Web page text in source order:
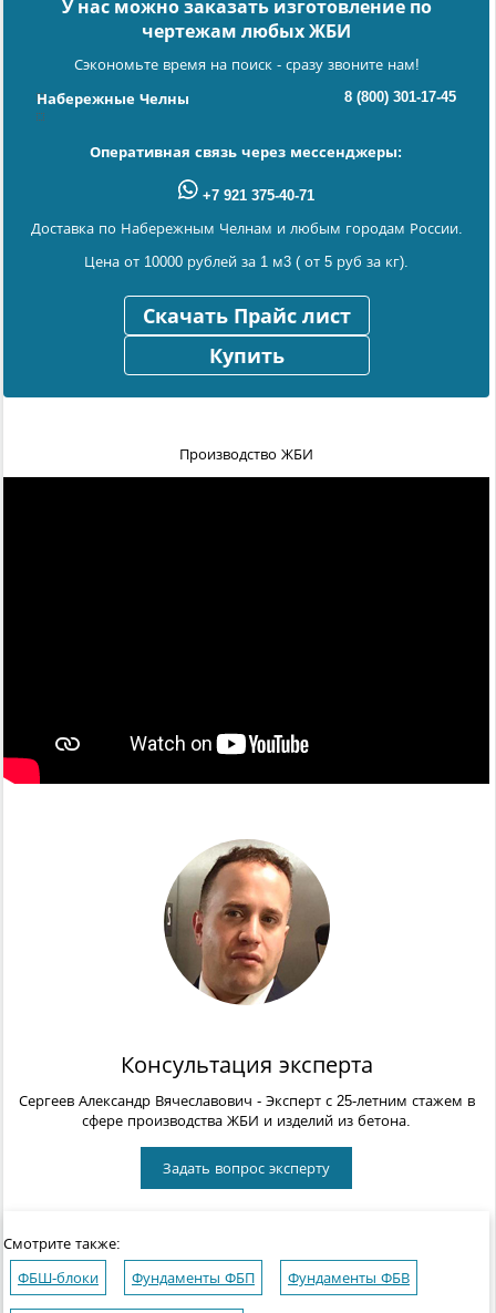
У нас можно заказать изготовление по
чертежам любых ЖБИ
Сэкономьте время на поиск - сразу звоните нам!
Набережные Челны 8 (800) 301-17-45
Оперативная связь через мессенджеры:
+7 921 375-40-71
Доставка по Набережным Челнам и любым городам России.
Цена от 10000 рублей за 1 м3 ( от 5 руб за кг).
Скачать Прайс лист
Купить
Производство ЖБИ
Консультация эксперта
Сергеев Александр Вячеславович - Эксперт с 25-летним стажем в
сфере производства ЖБИ и изделий из бетона.
Задать вопрос эксперту
Смотрите также:
ФБШ-блоки Фундаменты ФБП Фундаменты ФБВ